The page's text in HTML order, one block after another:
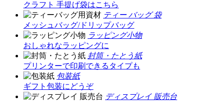
クラフト 手提げ袋はこちら
ティー バッグ 袋
メッシュバッグ/ドリップバッグ
ラッピング小物
おしゃれなラッピングに
封筒・たとう紙
プリンターで印刷できるタイプも
包装紙
ギフト包装にどうぞ
ディスプレイ 販売台